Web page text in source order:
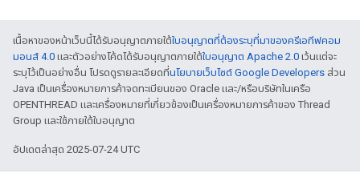
เนื้อหาของหน้าเว็บนี้ได้รับอนุญาตภายใต้ใบอนุญาตที่ต้องระบุที่มาของครีเอทีฟคอม
มอนส์ 4.0 และตัวอย่างโค้ดได้รับอนุญาตภายใต้ใบอนุญาต Apache 2.0 เว้นแต่จะ
ระบุไว้เป็นอย่างอื่น โปรดดูรายละเอียดที่นโยบายเว็บไซต์ Google Developers ส่วน
Java เป็นเครื่องหมายการค้าจดทะเบียนของ Oracle และ/หรือบริษัทในเครือ
OPENTHREAD และเครื่องหมายที่เกี่ยวข้องเป็นเครื่องหมายการค้าของ Thread
Group และใช้ภายใต้ใบอนุญาต
อัปเดตล่าสุด 2025-07-24 UTC